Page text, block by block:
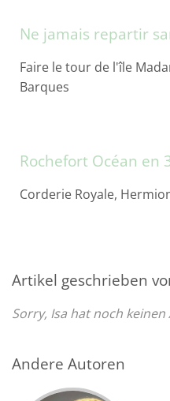
Ne jamais repartir
Faire le tour de l'île
Barques
Rochefort Océan en
Corderie Royale,
Artikel geschrieben
Sorry, Isa hat noch
Andere Autoren